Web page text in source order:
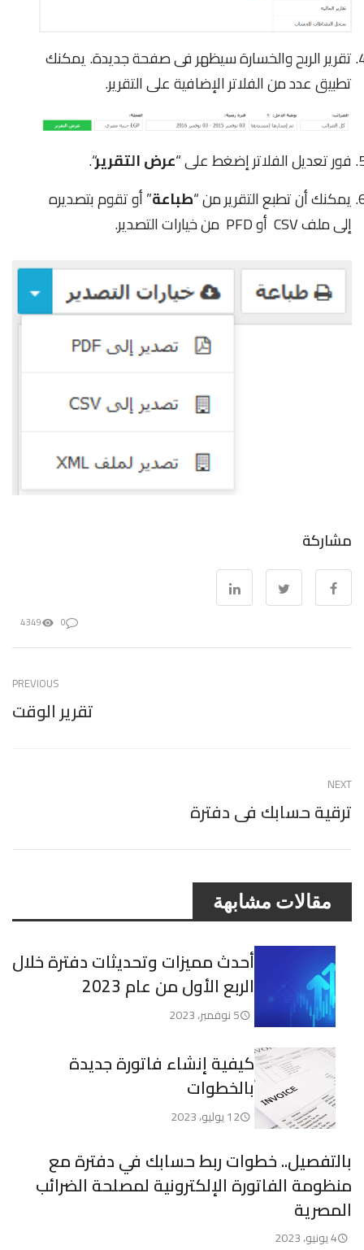
تقرير الربح والخسارة سيظهر فى صفحة جديدة. يمكنك
تطبيق عدد من الفلاتر الإضافية على التقرير.
فور تعديل الفلاتر إضغط على “عرض التقرير“.
يمكنك أن تطبع التقرير من “طباعة” أو تقوم بتصديره
إلى ملف CSV أو PFD من خيارات التصدير.
مشاركة
0
4349
PREVIOUS
تقرير الوقت
NEXT
ترقية حسابك فى دفترة
مقالات مشابهة
أحدث مميزات وتحديثات دفترة خلال
الربع الأول من عام 2023
5 نوفمبر، 2023
كيفية إنشاء فاتورة جديدة
بالخطوات
12 يوليو، 2023
بالتفصيل.. خطوات ربط حسابك في دفترة مع
منظومة الفاتورة الإلكترونية لمصلحة الضرائب
المصرية
4 يونيو، 2023